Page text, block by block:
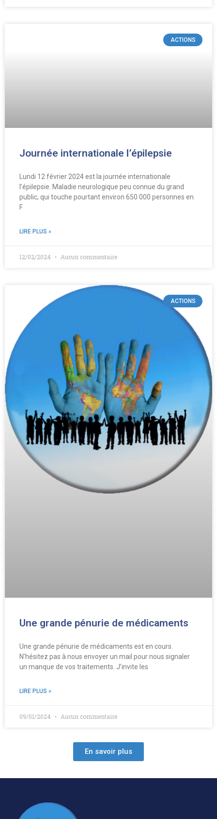
ACTIONS
Journée internationale l’épilepsie
Lundi 12 février 2024 est la journée internationale
l’épilepsie. Maladie neurologique peu connue du grand
public, qui touche pourtant environ 650 000 personnes en
F
LIRE PLUS »
12/02/2024 Aucun commentaire
ACTIONS
Une grande pénurie de médicaments
Une grande pénurie de médicaments est en cours.
N’hésitez pas à nous envoyer un mail pour nous signaler
un manque de vos traitements. J’invite les
LIRE PLUS »
09/01/2024 Aucun commentaire
En savoir plus